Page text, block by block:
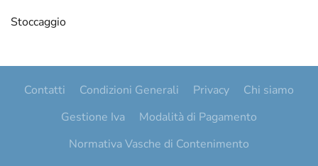
Stoccaggio
Contatti Condizioni Generali Privacy
Chi siamo
Gestione Iva
Modalità di Pagamento
Normativa Vasche di Contenimento